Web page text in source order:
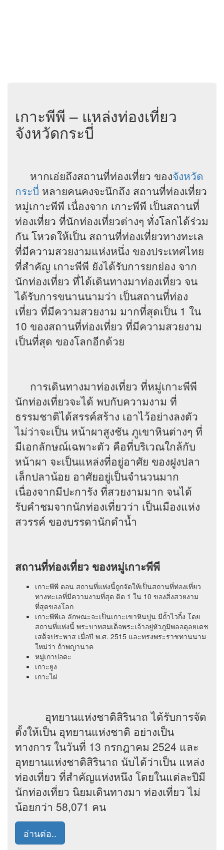
เกาะพีพี – แหล่งท่องเที่ยว
จังหวัดกระบี่
หากเอ่ยถึงสถานที่ท่องเที่ยว ของจังหวัด
กระบี่ หลายคนคงจะนึกถึง สถานที่ท่องเที่ยว
หมู่เกาะพีพี เนื่องจาก เกาะพีพี เป็นสถานที่
ท่องเที่ยว ที่นักท่องเที่ยวต่างๆ ทั่งโลกได้ร่วม
กัน โหวดให้เป็น สถานที่ท่องเที่ยวทางทะเล
ที่มีความสวยงามแห่งหนึ่ง ของประเทศไทย
ที่สำคัญ เกาะพีพี ยังได้รับการยกย่อง จาก
นักท่องเที่ยว ที่ได้เดินทางมาท่องเที่ยว จน
ได้รับการขนานนามว่า เป็นสถานที่ท่อง
เที่ยว ที่มีความสวยงาม มากที่สุดเป็น 1 ใน
10 ของสถานที่ท่องเที่ยว ที่มีความสวยงาม
เป็นที่สุด ของโลกอีกด้วย
การเดินทางมาท่องเที่ยว ที่หมู่เกาะพีพี
นักท่องเที่ยวจะได้ พบกับความงาม ที่
ธรรมชาติได้สรรค์สร้าง เอาไว้อย่างลงตัว
ไม่ว่าจะเป็น หน้าผาสูงชัน ภูเขาหินต่างๆ ที่
มีเอกลักษณ์เฉพาะตัว คือที่บริเวณใกล้กับ
หน้าผา จะเป็นแหล่งที่อยู่อาศัย ของฝูงปลา
เล็กปลาน้อย อาศัยอยู่เป็นจำนวนมาก
เนื่องจากมีปะการัง ที่สวยงามมาก จนได้
รับคำชมจากนักท่องเที่ยวว่า เป็นเมืองแห่ง
สวรรค์ ของบรรดานักดำน้ำ
สถานที่ท่องเที่ยว ของหมู่เกาะพีพี
เกาะพีพี ดอน สถานที่แห่งนี้ถูกจัดให้เป็นสถานที่ท่องเที่ยว
ทางทะเลที่มีความงามที่สุด ติด 1 ใน 10 ของสิ่งสวยงาม
ที่สุดของโลก
เกาะพีพีเล ลักษณะจะเป็นเกาะเขาหินปูน มีถ้ำไวกิ้ง โดย
สถานที่แห่งนี้ พระบาทสมเด็จพระเจ้าอยู่หัวภูมิพลอดุลยเดช
เสด็จประพาส เมื่อปี พ.ศ. 2515 และทรงพระราชทานนาม
ใหม่ว่า ถ้าพญานาค
หมู่เกาปอดะ
เกาะยูง
เกาะไผ่
อุทยานแห่งชาติสิรินาถ ได้รับการจัด
ตั้งให้เป็น อุทยานแห่งชาติ อย่างเป็น
ทางการ ในวันที่ 13 กรกฎาคม 2524 และ
อุทยานแห่งชาติสิรินาถ นับได้ว่าเป็น แหล่ง
ท่องเที่ยว ที่สำคัญแห่งหนึง โดยในแต่ละปีมี
นักท่องเที่ยว นิยมเดินทางมา ท่องเที่ยว ไม่
น้อยกว่า 58,071 คน
อ่านต่อ..